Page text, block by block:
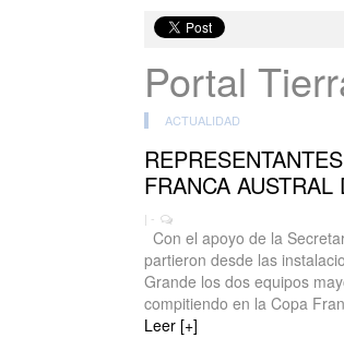
Portal
ACTUALIDAD
FRANCA
| -
Con el apoyo de la
partieron desde las
Grande los dos equipos
compitiendo en la Copa
Leer [+]